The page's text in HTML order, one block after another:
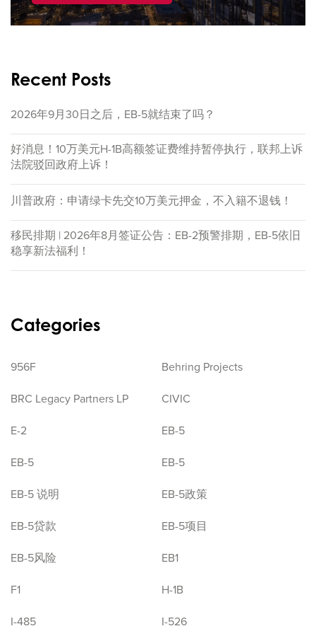
Recent Posts
2026年9月30日之后，EB-5就结束了吗？
好消息！10万美元H-1B高额签证费维持暂停执行，联邦上诉
法院驳回政府上诉！
川普政府：申请绿卡先交10万美元押金，不入籍不退钱！
移民排期 | 2026年8月签证公告：EB-2预警排期，EB-5依旧
稳享新法福利！
Categories
956F
Behring Projects
BRC Legacy Partners LP
CIVIC
E-2
EB-5
EB-5
EB-5
EB-5 说明
EB-5政策
EB-5贷款
EB-5项目
EB-5风险
EB1
F1
H-1B
I-485
I-526